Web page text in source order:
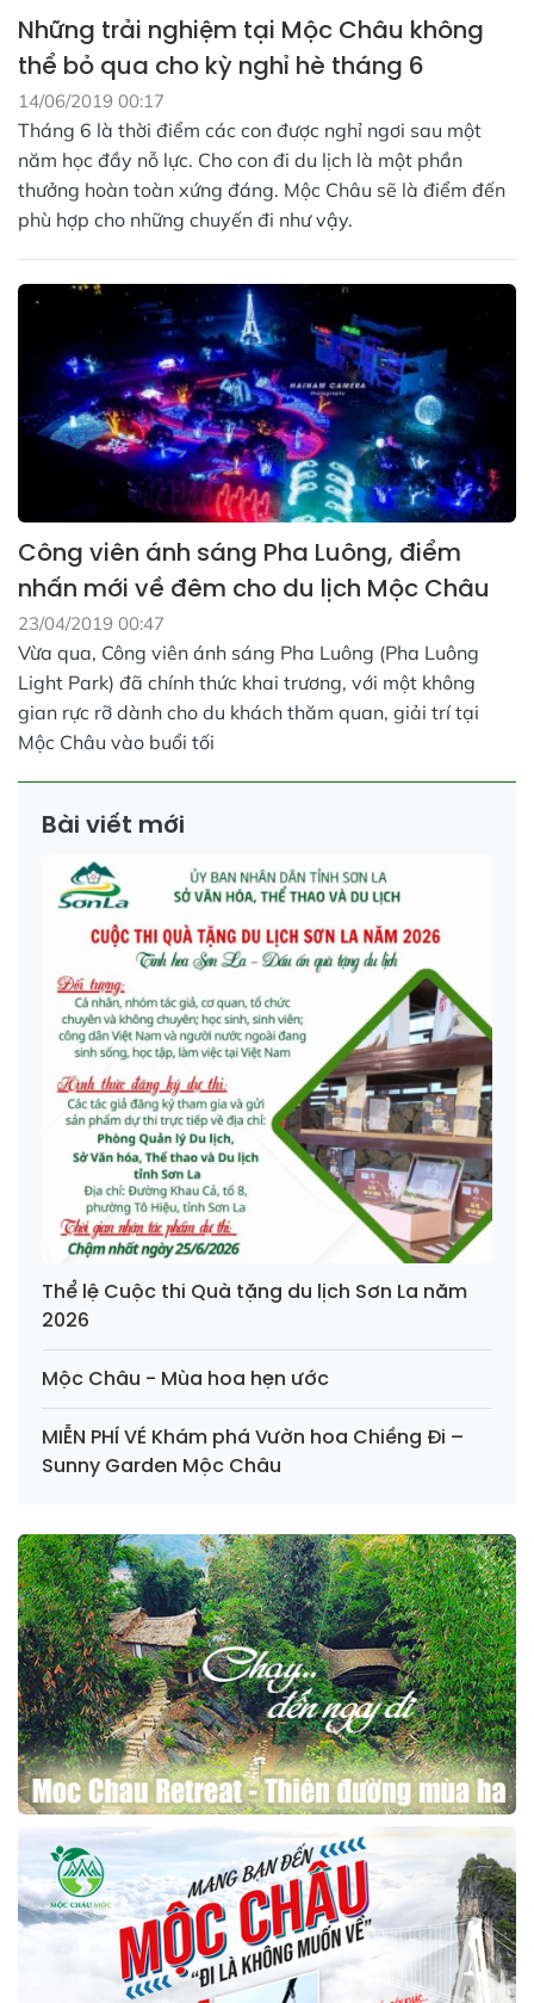
Những trải nghiệm tại Mộc Châu không
thể bỏ qua cho kỳ nghỉ hè tháng 6
14/06/2019 00:17
Tháng 6 là thời điểm các con được nghỉ ngơi sau một
năm học đầy nỗ lực. Cho con đi du lịch là một phần
thưởng hoàn toàn xứng đáng. Mộc Châu sẽ là điểm đến
phù hợp cho những chuyến đi như vậy.
Công viên ánh sáng Pha Luông, điểm
nhấn mới về đêm cho du lịch Mộc Châu
23/04/2019 00:47
Vừa qua, Công viên ánh sáng Pha Luông (Pha Luông
Light Park) đã chính thức khai trương, với một không
gian rực rỡ dành cho du khách thăm quan, giải trí tại
Mộc Châu vào buổi tối
Bài viết mới
Thể lệ Cuộc thi Quà tặng du lịch Sơn La năm
2026
Mộc Châu - Mùa hoa hẹn ước
MIỄN PHÍ VÉ Khám phá Vườn hoa Chiềng Đi –
Sunny Garden Mộc Châu